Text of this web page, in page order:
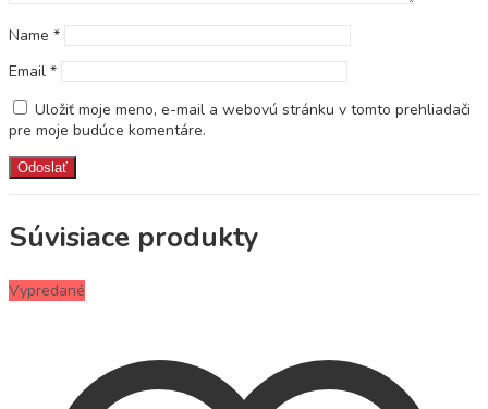
Name *
Email *
Uložiť moje meno, e-mail a webovú stránku v tomto prehliadači
pre moje budúce komentáre.
Súvisiace produkty
Vypredané